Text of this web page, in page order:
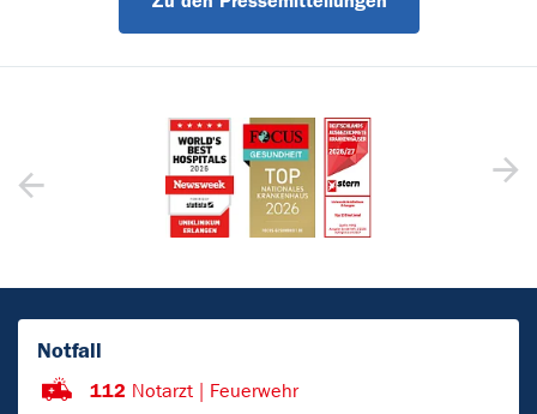
Notfall
112 Notarzt | Feuerwehr